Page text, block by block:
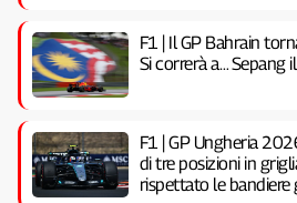
F1 | Il GP Bahrain
Si correrà a…
F1 | GP Ungheria
di tre posizioni in
rispettato le bandiere